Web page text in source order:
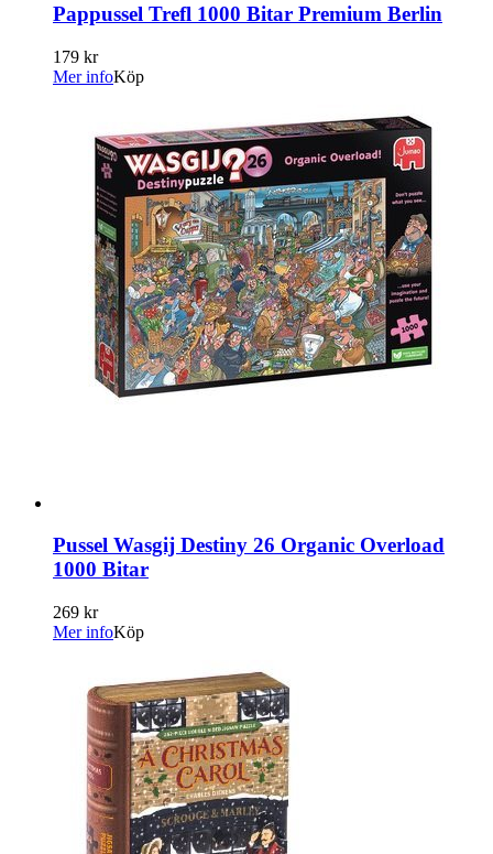
Pappussel Trefl 1000 Bitar Premium Berlin
179 kr
Mer infoKöp
Pussel Wasgij Destiny 26 Organic Overload
1000 Bitar
269 kr
Mer infoKöp